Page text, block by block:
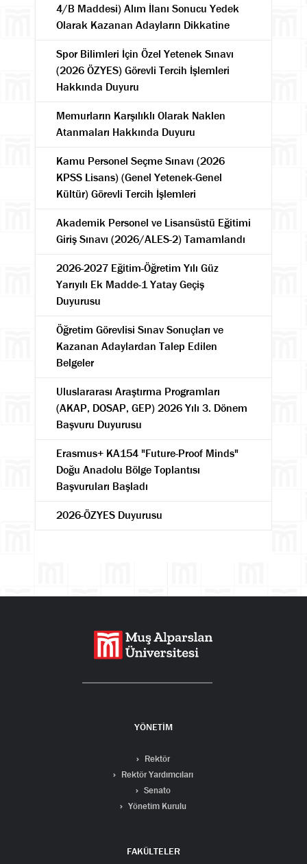
4/B Maddesi) Alım İlanı Sonucu Yedek
Olarak Kazanan Adayların Dikkatine
Spor Bilimleri İçin Özel Yetenek Sınavı
(2026 ÖZYES) Görevli Tercih İşlemleri
Hakkında Duyuru
Memurların Karşılıklı Olarak Naklen
Atanmaları Hakkında Duyuru
Kamu Personel Seçme Sınavı (2026
KPSS Lisans) (Genel Yetenek-Genel
Kültür) Görevli Tercih İşlemleri
Akademik Personel ve Lisansüstü Eğitimi
Giriş Sınavı (2026/ALES-2) Tamamlandı
2026-2027 Eğitim-Öğretim Yılı Güz
Yarıyılı Ek Madde-1 Yatay Geçiş
Duyurusu
Öğretim Görevlisi Sınav Sonuçları ve
Kazanan Adaylardan Talep Edilen
Belgeler
Uluslararası Araştırma Programları
(AKAP, DOSAP, GEP) 2026 Yılı 3. Dönem
Başvuru Duyurusu
Erasmus+ KA154 "Future-Proof Minds"
Doğu Anadolu Bölge Toplantısı
Başvuruları Başladı
2026-ÖZYES Duyurusu
YÖNETİM
Rektör
Rektör Yardımcıları
Senato
Yönetim Kurulu
FAKÜLTELER